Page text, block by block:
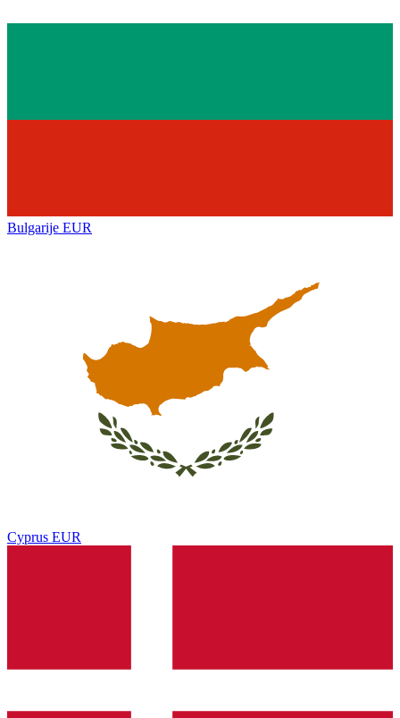
Bulgarije EUR
Cyprus EUR